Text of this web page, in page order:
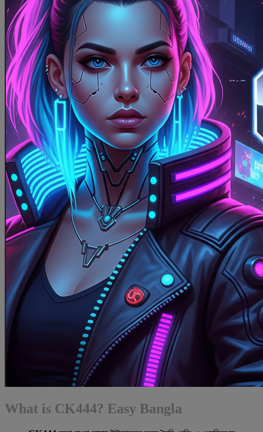
What is CK444? Easy Bangla